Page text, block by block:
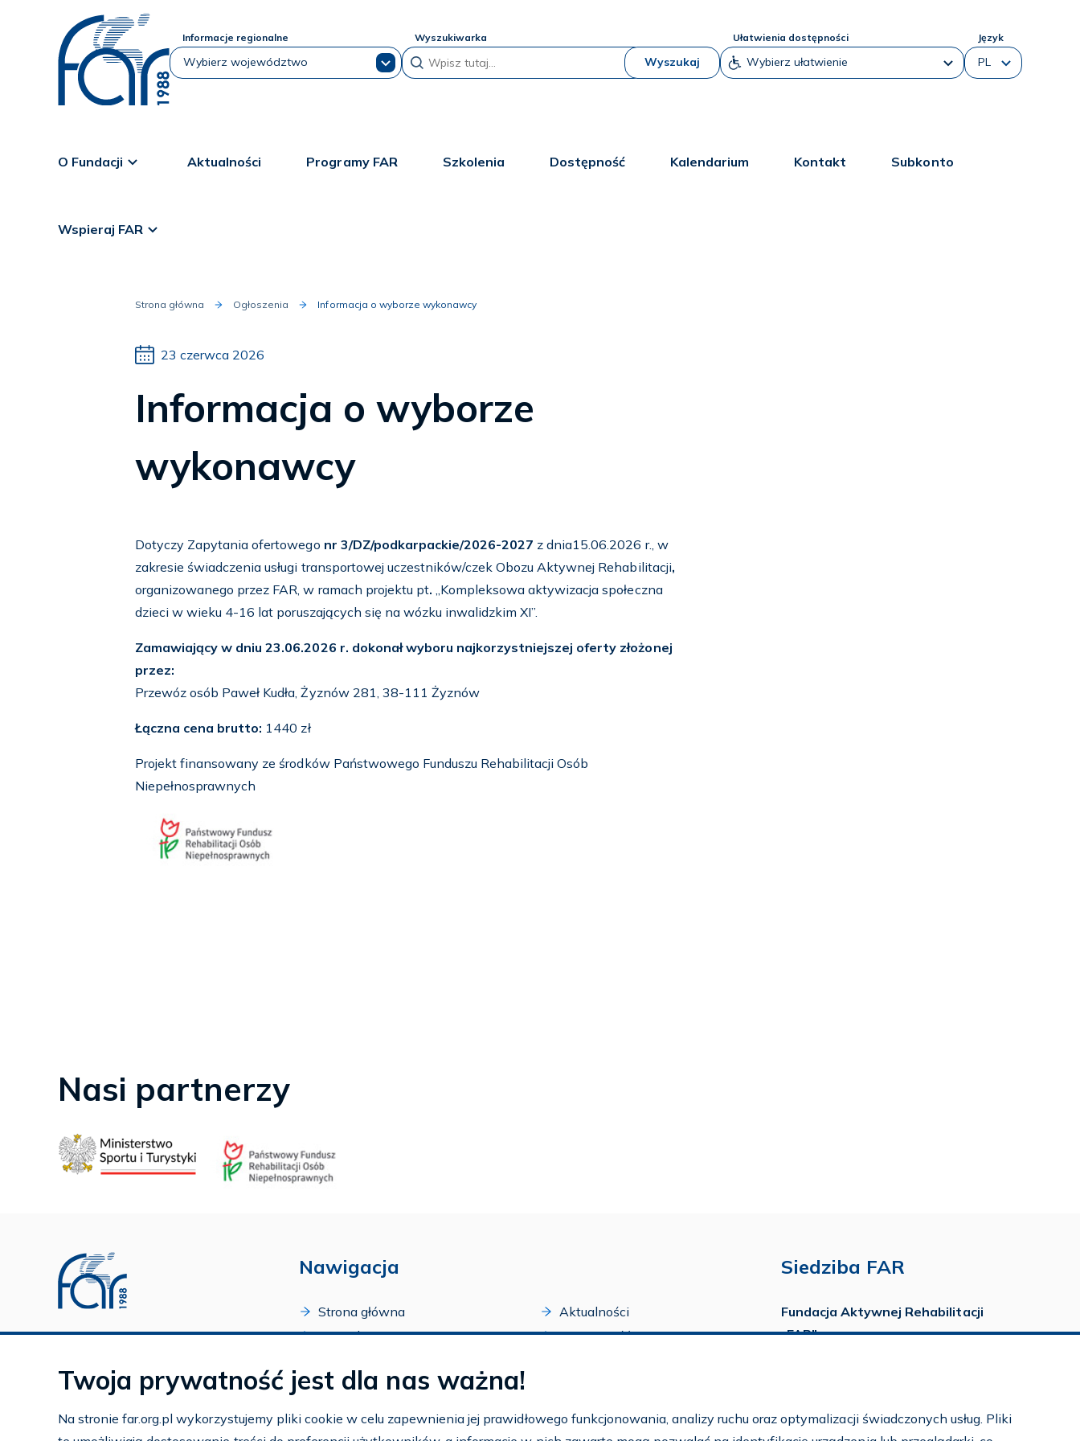
Informacje regionalne Wyszukiwarka
Wyszukaj
Ułatwienia dostępności Język
O Fundacji Aktualności Programy FAR Szkolenia Dostępność Kalendarium Kontakt Subkonto
Wspieraj FAR
Strona główna Ogłoszenia Informacja o wyborze wykonawcy
23 czerwca 2026
Informacja o wyborze
wykonawcy
Dotyczy Zapytania ofertowego nr 3/DZ/podkarpackie/2026-2027 z dnia15.06.2026 r., w
zakresie świadczenia usługi transportowej uczestników/czek Obozu Aktywnej Rehabilitacji,
organizowanego przez FAR, w ramach projektu pt. „Kompleksowa aktywizacja społeczna
dzieci w wieku 4-16 lat poruszających się na wózku inwalidzkim XI”.
Zamawiający w dniu 23.06.2026 r. dokonał wyboru najkorzystniejszej oferty złożonej
przez:
Przewóz osób Paweł Kudła, Żyznów 281, 38-111 Żyznów
Łączna cena brutto: 1440 zł
Projekt finansowany ze środków Państwowego Funduszu Rehabilitacji Osób
Niepełnosprawnych
Nasi partnerzy
Profil FAR w serwisie Youtube
Profil FAR w serwisie Instagram
Nawigacja
Strona główna
O Fundacji
Zakończone programy
Kontakt
Aktualności
Dostępność
Siedziba FAR
Fundacja Aktywnej Rehabilitacji
„FAR”
tel./fax:22 651 88 02
tel.:22 651 88 03
Twoja prywatność jest dla nas ważna!
Na stronie far.org.pl wykorzystujemy pliki cookie w celu zapewnienia jej prawidłowego funkcjonowania, analizy ruchu oraz optymalizacji świadczonych usług. Pliki